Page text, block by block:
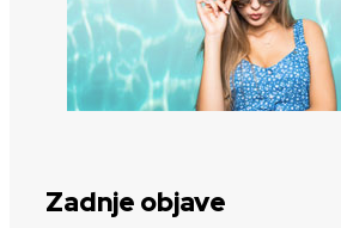
Zadnje objave